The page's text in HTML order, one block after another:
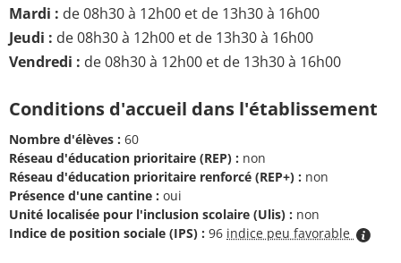
Mardi : de 08h30 à 12h00 et de 13h30 à 16h00
Jeudi : de 08h30 à 12h00 et de 13h30 à 16h00
Vendredi : de 08h30 à 12h00 et de 13h30 à 16h00
Conditions d'accueil dans l'établissement
Nombre d'élèves : 60
Réseau d'éducation prioritaire (REP) : non
Réseau d'éducation prioritaire renforcé (REP+) : non
Présence d'une cantine : oui
Unité localisée pour l'inclusion scolaire (Ulis) : non
Indice de position sociale (IPS) : 96 indice peu favorable